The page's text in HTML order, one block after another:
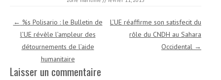
Navigation des articles
← %s Polisario : le Bulletin de
l’UE révèle l’ampleur des
détournements de l’aide
humanitaire
L’UE réaffirme son satisfecit du
rôle du CNDH au Sahara
Occidental →
Laisser un commentaire